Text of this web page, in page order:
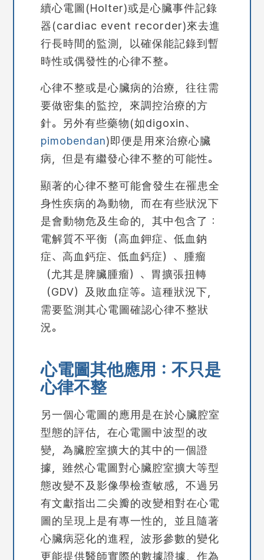
續心電圖(Holter)或是心臟事件記錄
器(cardiac event recorder)來去進
行長時間的監測，以確保能記錄到暫
時性或偶發性的心律不整。
心律不整或是心臟病的治療，往往需
要做密集的監控，來調控治療的方
針。另外有些藥物(如digoxin、
pimobendan)即便是用來治療心臟
病，但是有繼發心律不整的可能性。
顯著的心律不整可能會發生在罹患全
身性疾病的為動物，而在有些狀況下
是會動物危及生命的，其中包含了：
電解質不平衡（高血鉀症、低血鈉
症、高血鈣症、低血鈣症）、腫瘤
（尤其是脾臟腫瘤）、胃擴張扭轉
（GDV）及敗血症等。這種狀況下，
需要監測其心電圖確認心律不整狀
況。
心電圖其他應用：不只是
心律不整
另一個心電圖的應用是在於心臟腔室
型態的評估，在心電圖中波型的改
變，為臟腔室擴大的其中的一個證
據，雖然心電圖對心臟腔室擴大等型
態改變不及影像學檢查敏感，不過另
有文獻指出二尖瓣的改變相對在心電
圖的呈現上是有專一性的，並且隨著
心臟病惡化的進程，波形參數的變化
更能提供醫師實際的數據證據，作為